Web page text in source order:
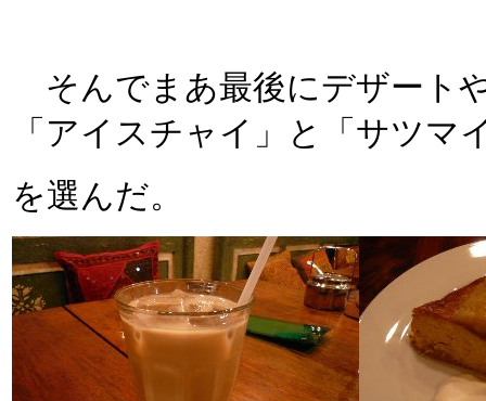
そんでまあ最後にデザート
「アイスチャイ」と「サツマ
を選んだ。